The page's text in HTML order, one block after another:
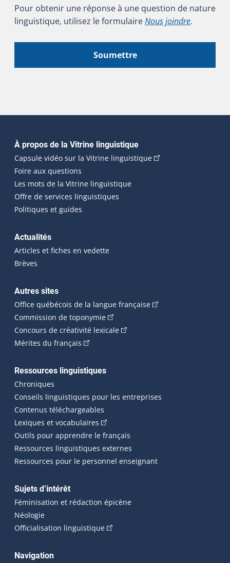
Pour obtenir une réponse à une question de nature
linguistique, utilisez le formulaireNous joindre.
Soumettre
Navigation principale
À propos de la Vitrine linguistique
Capsule vidéo sur la Vitrine linguistique(Cet hyperlien
Foire aux questions
Les mots de la Vitrine linguistique
Offre de services linguistiques
Politiques et guides
Actualités
Articles et fiches en vedette
Brèves
Autres sites
Office québécois de la langue française(Cet hyperlien
Commission de toponymie(Cet hyperlien externe s'ouvrira
Concours de créativité lexicale(Cet hyperlien externe
Mérites du français (Cet hyperlien externe s'ouvrira dans une
Ressources linguistiques
Chroniques
Conseils linguistiques pour les entreprises
Contenus téléchargeables
Lexiques et vocabulaires (Cet hyperlien externe s'ouvrira
Outils pour apprendre le français
Ressources linguistiques externes
Ressources pour le personnel enseignant
Sujets d’intérêt
Féminisation et rédaction épicène
Néologie
Officialisation linguistique(Cet hyperlien externe s'ouvrira
Navigation